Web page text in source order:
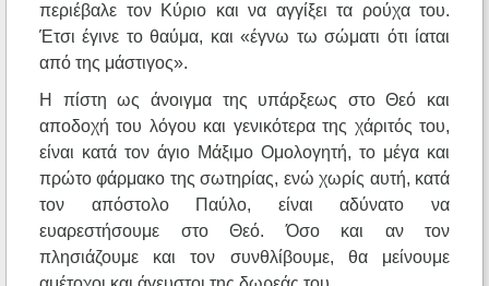
περιέβαλε τον Κύριο και να αγγίξει τα ρούχα του.
Έτσι έγινε το θαύμα, και «έγνω τω σώματι ότι ίαται
από της μάστιγος».
Η πίστη ως άνοιγμα της υπάρξεως στο Θεό και
αποδοχή του λόγου και γενικότερα της χάριτός του,
είναι κατά τον άγιο Μάξιμο Ομολογητή, το μέγα και
πρώτο φάρμακο της σωτηρίας, ενώ χωρίς αυτή, κατά
τον απόστολο Παύλο, είναι αδύνατο να
ευαρεστήσουμε στο Θεό. Όσο και αν τον
πλησιάζουμε και τον συνθλίβουμε, θα μείνουμε